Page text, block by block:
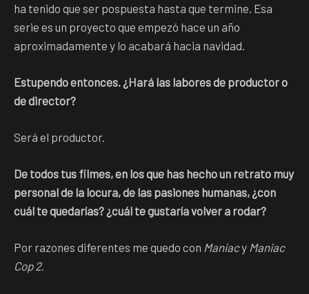
ha tenido que ser pospuesta hasta que termine. Esa
serie es un proyecto que empezó hace un año
aproximadamente y lo acabará hacia navidad.
Estupendo entonces. ¿Hará las labores de productor o
de director?
Será el productor.
De todos tus filmes, en los que has hecho un retrato muy
personal de la locura, de las pasiones humanas, ¿con
cuál te quedarías? ¿cuál te gustaría volver a rodar?
Por razones diferentes me quedo con Maniacy Maniac
Cop 2.